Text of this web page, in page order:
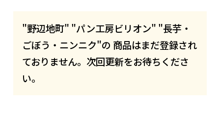
"野辺地町" "パン工房ビリオン" "長芋・
ごぼう・ニンニク"の 商品はまだ登録され
ておりません。次回更新をお待ちくださ
い。